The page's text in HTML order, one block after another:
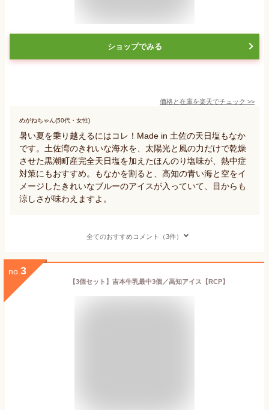
ショップでみる
価格と在庫を楽天でチェック >>
めがねちゃん(50代・女性)
暑い夏を乗り越えるにはコレ！Made in 土佐の天日塩もなか
です。土佐湾のきれいな海水を、太陽光と風の力だけで乾燥
させた黒潮町産完全天日塩を加えたほんのり塩味が、熱中症
対策にもおすすめ。もなかを割ると、高知の青い海と空をイ
メージしたきれいなブルーのアイスが入っていて、目からも
涼しさが味わえますよ。
全てのおすすめコメント（3件）
no. 3
【3個セット】吉本牛乳最中3個／高知アイス【RCP】